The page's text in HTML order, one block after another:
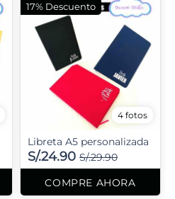
4 fotos
Libreta A5 personalizada
S/.24.90 S/.29.90
COMPRE AHORA
17% Descuento